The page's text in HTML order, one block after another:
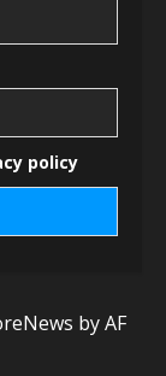
policy
by AF